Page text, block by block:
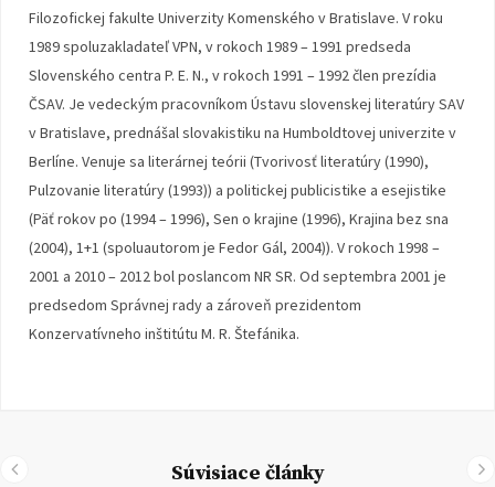
Filozofickej fakulte Univerzity Komenského v Bratislave. V roku
1989 spoluzakladateľ VPN, v rokoch 1989 – 1991 predseda
Slovenského centra P. E. N., v rokoch 1991 – 1992 člen prezídia
ČSAV. Je vedeckým pracovníkom Ústavu slovenskej literatúry SAV
v Bratislave, prednášal slovakistiku na Humboldtovej univerzite v
Berlíne. Venuje sa literárnej teórii (Tvorivosť literatúry (1990),
Pulzovanie literatúry (1993)) a politickej publicistike a esejistike
(Päť rokov po (1994 – 1996), Sen o krajine (1996), Krajina bez sna
(2004), 1+1 (spoluautorom je Fedor Gál, 2004)). V rokoch 1998 –
2001 a 2010 – 2012 bol poslancom NR SR. Od septembra 2001 je
predsedom Správnej rady a zároveň prezidentom
Konzervatívneho inštitútu M. R. Štefánika.
Súvisiace články